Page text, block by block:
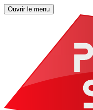
Ouvrir le menu